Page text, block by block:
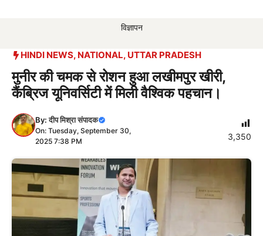
विज्ञापन
HINDI NEWS, NATIONAL, UTTAR PRADESH
मुनीर की चमक से रोशन हुआ लखीमपुर खीरी,
कैंब्रिज यूनिवर्सिटी में मिली वैश्विक पहचान।
By:दीप मिश्रा संपादक
On: Tuesday, September 30,
2025 7:38 PM
3,350